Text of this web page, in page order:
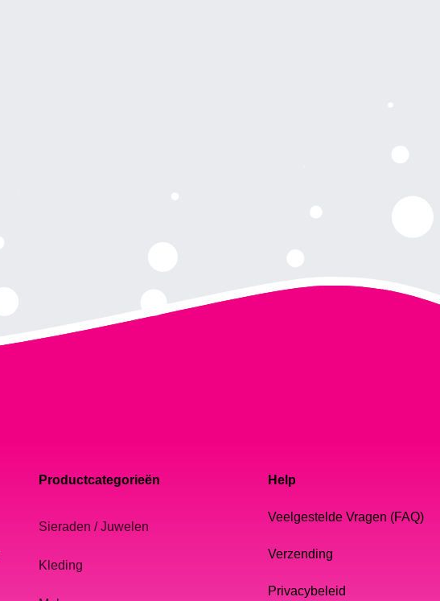
Productcategorieën
Sieraden / Juwelen
Kleding
Help
Veelgestelde Vragen (FAQ)
Verzending
Privacybeleid